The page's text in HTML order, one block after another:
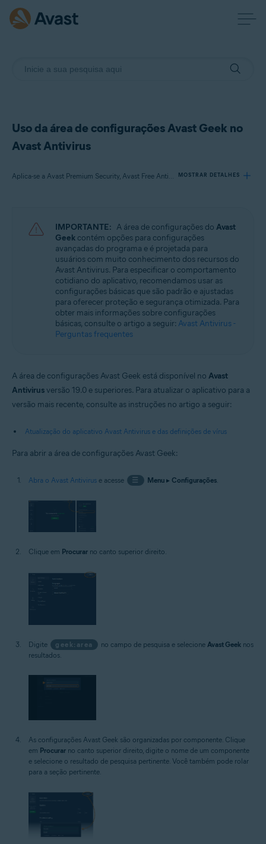
Uso da área de configurações Avast Geek no
Avast Antivirus
Aplica-se a Avast Premium Security, Avast Free Antivirus MOSTRAR DETALHES
Avast Premium Security 22.x
Avast Free Antivirus 22.x
Sistemas operacionais:
Microsoft Windows 11 Home / Pro / Enterprise / Education
Microsoft Windows 10 Home / Pro / Enterprise / Education - 32 / 64-bit
Microsoft Windows 8.1 / Pro / Enterprise - 32 / 64-bit
Microsoft Windows 8 / Pro / Enterprise - 32 / 64-bit
Microsoft Windows 7 Home Basic/Home
IMPORTANTE: A área de configurações do Avast
Geek contém opções para configurações
avançadas do programa e é projetada para
usuários com muito conhecimento dos recursos do
Avast Antivirus. Para especificar o comportamento
cotidiano do aplicativo, recomendamos usar as
configurações básicas que são padrão e ajustadas
para oferecer proteção e segurança otimizada. Para
obter mais informações sobre configurações
básicas, consulte o artigo a seguir: Avast Antivirus -
Perguntas frequentes
A área de configurações Avast Geek está disponível no Avast
Antivirusversão 19.0 e superiores. Para atualizar o aplicativo para a
versão mais recente, consulte as instruções no artigo a seguir:
Atualização do aplicativo Avast Antivirus e das definições de vírus
Para abrir a área de configurações Avast Geek:
Abra o Avast Antivirus e acesse ☰ Menu▸ Configurações.
Clique em Procurar no canto superior direito.
Digite geek:area no campo de pesquisa e selecione Avast Geeknos
resultados.
As configurações Avast Geek são organizadas por componente. Clique
em Procurar no canto superior direito, digite o nome de um componente
e selecione o resultado de pesquisa pertinente. Você também pode rolar
para a seção pertinente.